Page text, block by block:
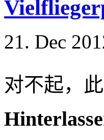
21. Dec
对不起，